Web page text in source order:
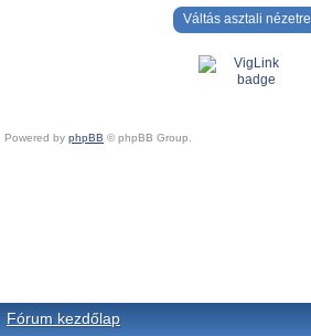
Váltás asztali nézetre
Powered by phpBB © phpBB Group.
Fórum kezdőlap